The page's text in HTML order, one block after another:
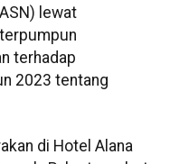
lewat
terhadap
2023 tentang
di Hotel Alana